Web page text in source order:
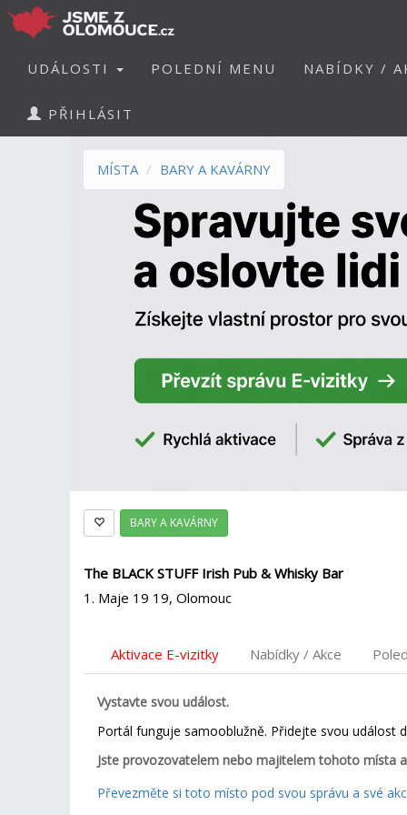
UDÁLOSTI POLEDNÍ MENU NABÍDKY /
PŘIHLÁSIT
MÍSTA BARY A KAVÁRNY
BARY A KAVÁRNY
The BLACK STUFF Irish Pub & Whisky Bar
1. Maje 19 19, Olomouc
Aktivace E-vizitky Nabídky / Akce
Vystavte svou událost.
Portál funguje samooblužně. Přidejte svou událost
Jste provozovatelem nebo majitelem tohoto místa
Převezměte si toto místo pod svou správu a své